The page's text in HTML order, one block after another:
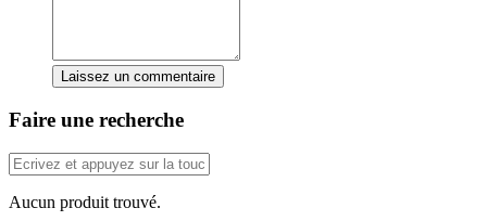
Laissez un commentaire
Faire une recherche
Aucun produit trouvé.